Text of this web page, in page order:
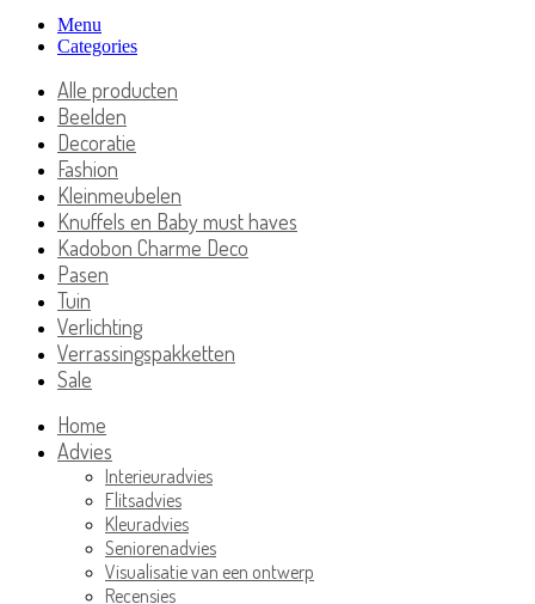
Menu
Categories
Alle producten
Beelden
Decoratie
Fashion
Kleinmeubelen
Knuffels en Baby must haves
Kadobon Charme Deco
Pasen
Tuin
Verlichting
Verrassingspakketten
Sale
Home
Advies
Interieuradvies
Flitsadvies
Kleuradvies
Seniorenadvies
Visualisatie van een ontwerp
Recensies